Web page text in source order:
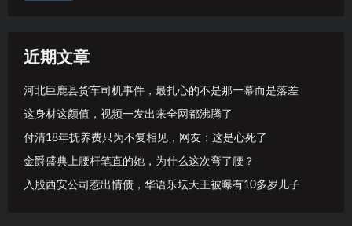
近期文章
河北巨鹿县货车司机事件，最扎心的不是那一幕而是落差
这身材这颜值，视频一发出来全网都沸腾了
付清18年抚养费只为不复相见，网友：这是心死了
金爵盛典上腰杆笔直的她，为什么这次弯了腰？
入股西安公司惹出情债，华语乐坛天王被曝有10多岁儿子